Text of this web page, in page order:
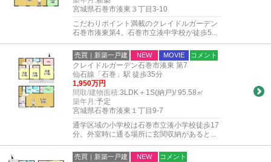
宮城県石巻市湊東３丁目3-10
こだわりポイント満載のクレイドルガーデン
石巻市湊東第4。石巻市立湊中学校が徒歩5...
売買｜新築一戸建 NEW MOVIE コメント
クレイドルガーデン石巻市湊東 第7
仙石線「石巻」駅 徒歩35分
1,950万円
間取/建物面積:3LDK＋1S(納戸)/ 95.58㎡
築年月:予定
宮城県石巻市湊東１丁目9-7
通学区域の小学校は石巻市立湊小学校徒歩17
分。外室時に通る場所に玄関収納があると...
売買｜新築一戸建 NEW コメント